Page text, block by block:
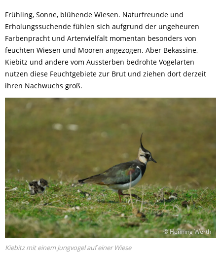
Frühling, Sonne, blühende Wiesen. Naturfreunde und
Erholungssuchende fühlen sich aufgrund der ungeheuren
Farbenpracht und Artenvielfalt momentan besonders von
feuchten Wiesen und Mooren angezogen. Aber Bekassine,
Kiebitz und andere vom Aussterben bedrohte Vogelarten
nutzen diese Feuchtgebiete zur Brut und ziehen dort derzeit
ihren Nachwuchs groß.
© Henning Werth
Kiebitz mit einem Jungvogel auf einer Wiese